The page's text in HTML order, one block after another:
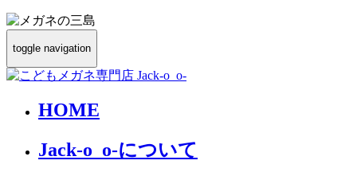
toggle navigation
HOME
Jack-o_o-について